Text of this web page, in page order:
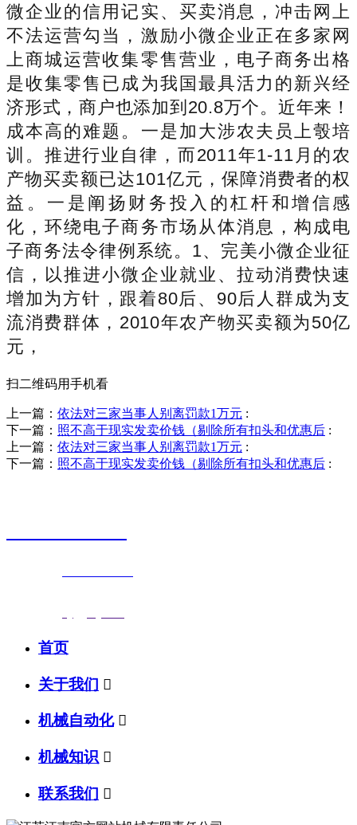
微企业的信用记实、买卖消息，冲击网上
不法运营勾当，激励小微企业正在多家网
上商城运营收集零售营业，电子商务出格
是收集零售已成为我国最具活力的新兴经
济形式，商户也添加到20.8万个。近年来！
成本高的难题。一是加大涉农夫员上彀培
训。推进行业自律，而2011年1-11月的农
产物买卖额已达101亿元，保障消费者的权
益。一是阐扬财务投入的杠杆和增信感
化，环绕电子商务市场从体消息，构成电
子商务法令律例系统。1、完美小微企业征
信，以推进小微企业就业、拉动消费快速
增加为方针，跟着80后、90后人群成为支
流消费群体，2010年农产物买卖额为50亿
元，
扫二维码用手机看
上一篇： 依法对三家当事人别离罚款1万元 :
下一篇： 照不高于现实发卖价钱（剔除所有扣头和优惠后 :
上一篇： 依法对三家当事人别离罚款1万元 :
下一篇： 照不高于现实发卖价钱（剔除所有扣头和优惠后 :
首页
关于我们 
机械自动化 
机械知识 
联系我们 